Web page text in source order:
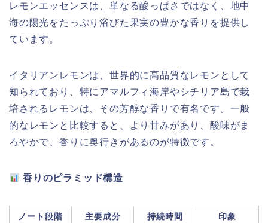
レモンエッセンスは、単なる酸っぱさではなく、地中
海の陽光をたっぷり浴びた果実の豊かな香りを提供し
ています。
イタリアンレモンは、世界的に高品質なレモンとして
知られており、特にアマルフィ海岸やシチリア島で栽
培されるレモンは、その芳醇な香りで有名です。一般
的なレモンと比較すると、より甘みがあり、酸味がま
ろやかで、香りに奥行きがあるのが特徴です。
香りのピラミッド構造
ノート段階 主要成分 持続時間 印象